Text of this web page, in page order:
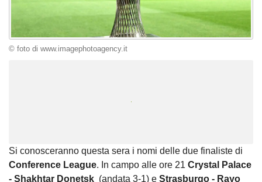
© foto di www.imagephotoagency.it
Si conosceranno questa sera i nomi delle due finaliste di
Conference League. In campo alle ore 21 Crystal Palace
- Shakhtar Donetsk (andata 3-1) e Strasburgo - Rayo